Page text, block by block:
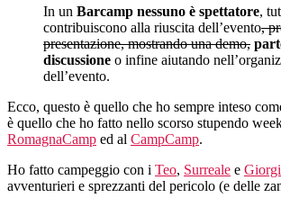
in
In un Barcamp nessuno è spettatore,
contribuiscono alla riuscita dell’evento,
presentazione, mostrando una demo,
discussione o infine aiutando
dell’evento.
Ecco, questo è quello che ho sempre inteso
è quello che ho fatto nello scorso stupendo
RomagnaCamp ed al CampCamp.
Ho fatto campeggio con i Teo, Surreale e
avventurieri e sprezzanti del pericolo (e delle